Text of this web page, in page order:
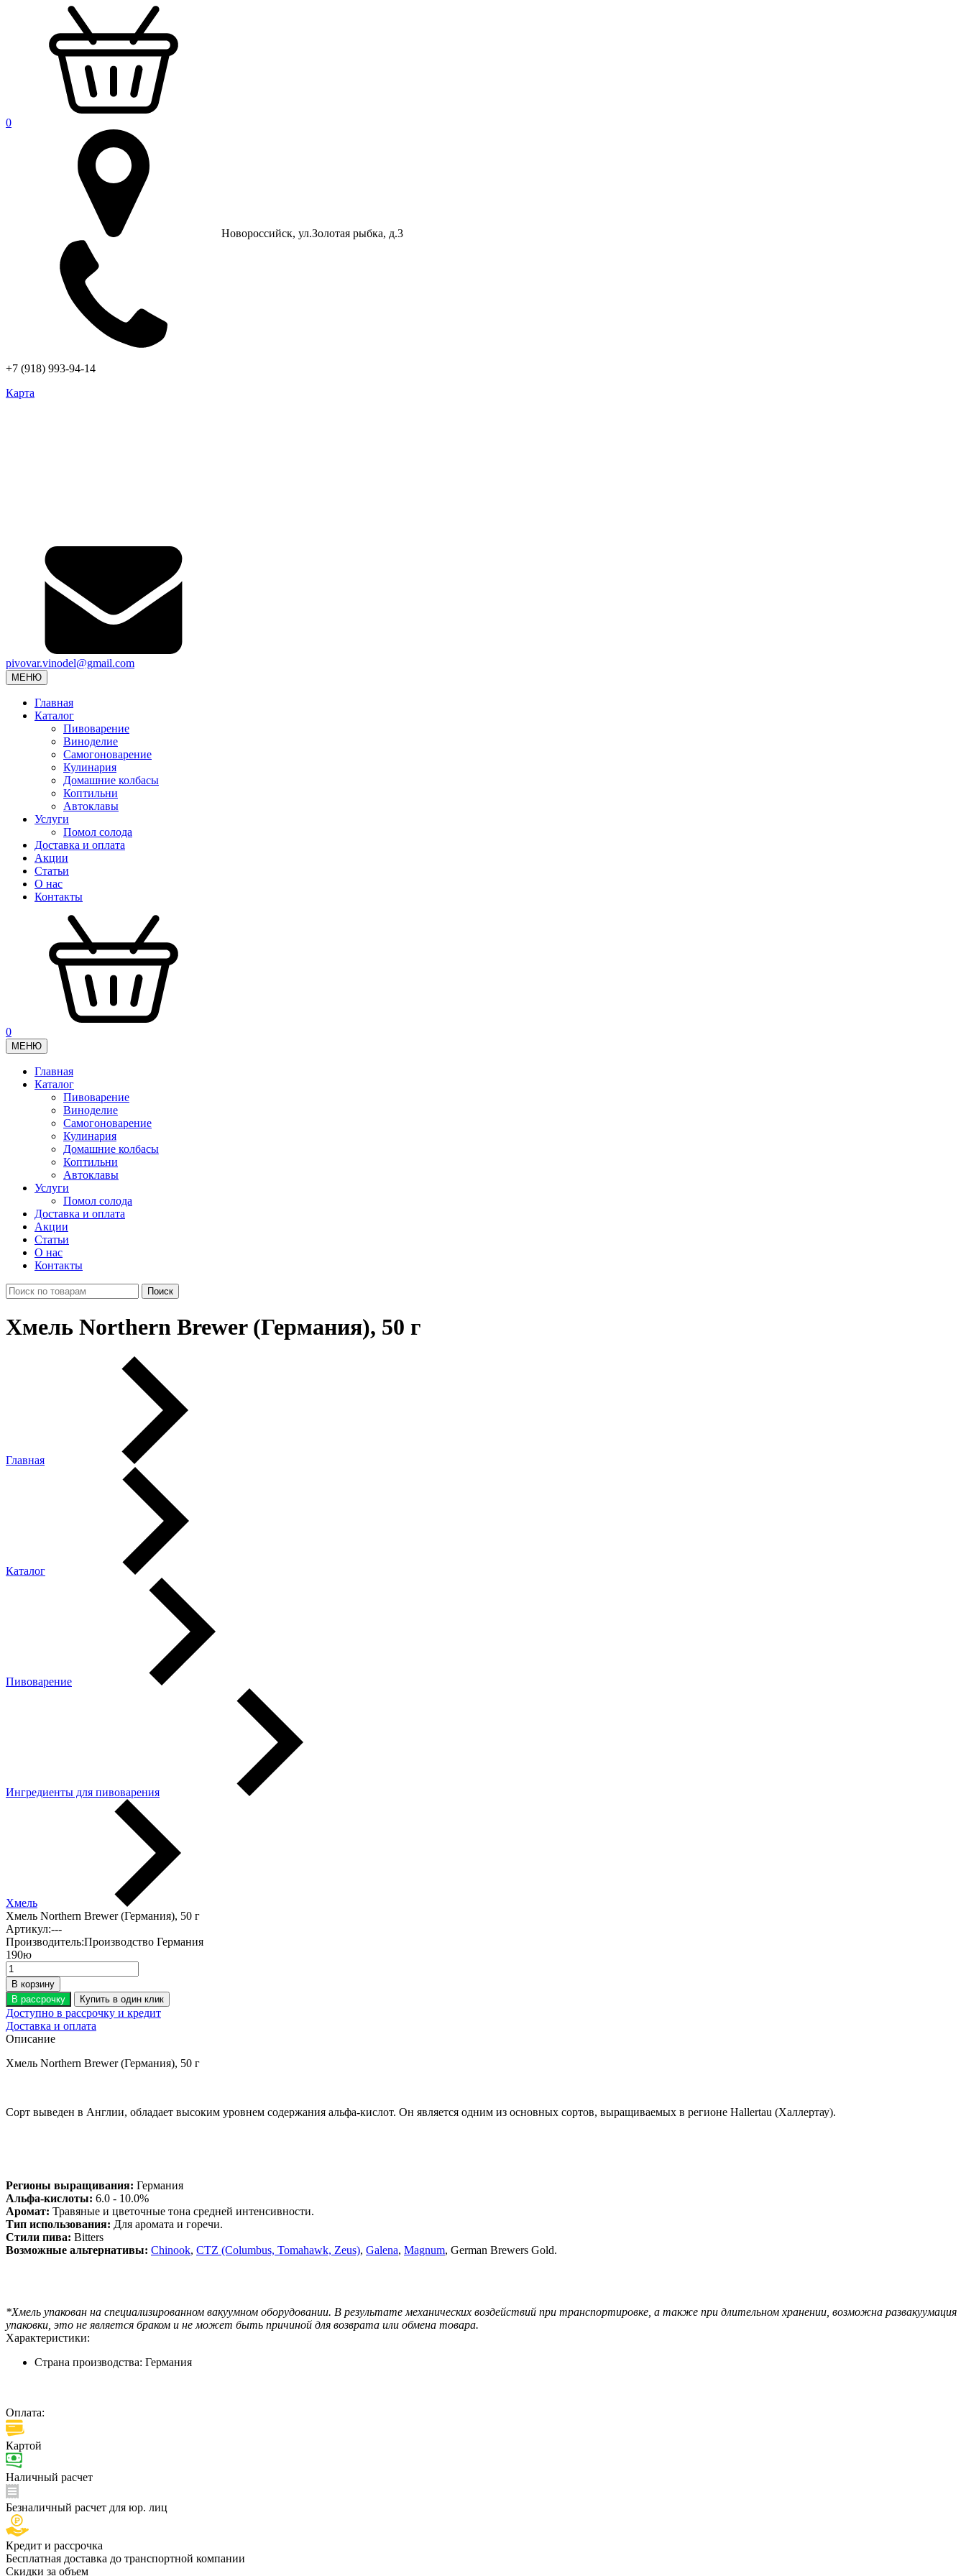
0
Новороссийск, ул.Золотая рыбка, д.3
+7 (918) 993-94-14
Карта
pivovar.vinodel@gmail.com
МЕНЮ
Главная
Каталог
Пивоварение
Виноделие
Самогоноварение
Кулинария
Домашние колбасы
Коптильни
Автоклавы
Услуги
Помол солода
Доставка и оплата
Акции
Статьи
О нас
Контакты
0
МЕНЮ
Главная
Каталог
Пивоварение
Виноделие
Самогоноварение
Кулинария
Домашние колбасы
Коптильни
Автоклавы
Услуги
Помол солода
Доставка и оплата
Акции
Статьи
О нас
Контакты
Хмель Northern Brewer (Германия), 50 г
Главная
Каталог
Пивоварение
Ингредиенты для пивоварения
Хмель
Хмель Northern Brewer (Германия), 50 г
Артикул:---
Производитель:Производство Германия
190ю
В корзину
В рассрочку
Купить в один клик
Доступно в рассрочку и кредит
Доставка и оплата
Описание
Хмель Northern Brewer (Германия), 50 г
Сорт выведен в Англии, обладает высоким уровнем содержания альфа-кислот. Он является одним из основных сортов, выращиваемых в регионе Hallertau (Халлертау).
Регионы выращивания: Германия
Альфа-кислоты: 6.0 - 10.0%
Аромат: Травяные и цветочные тона средней интенсивности.
Тип использования: Для аромата и горечи.
Стили пива: Bitters
Возможные альтернативы: Chinook, CTZ (Columbus, Tomahawk, Zeus), Galena, Magnum, German Brewers Gold.
*Хмель упакован на специализированном вакуумном оборудовании. В результате механических воздействий при транспортировке, а также при длительном хранении, возможна развакуумация
упаковки, это не является браком и не может быть причиной для возврата или обмена товара.
Характеристики:
Страна производства: Германия
Оплата:
Картой
Наличный расчет
Безналичный расчет для юр. лиц
Кредит и рассрочка
Бесплатная доставка до транспортной компании
Скидки за объем